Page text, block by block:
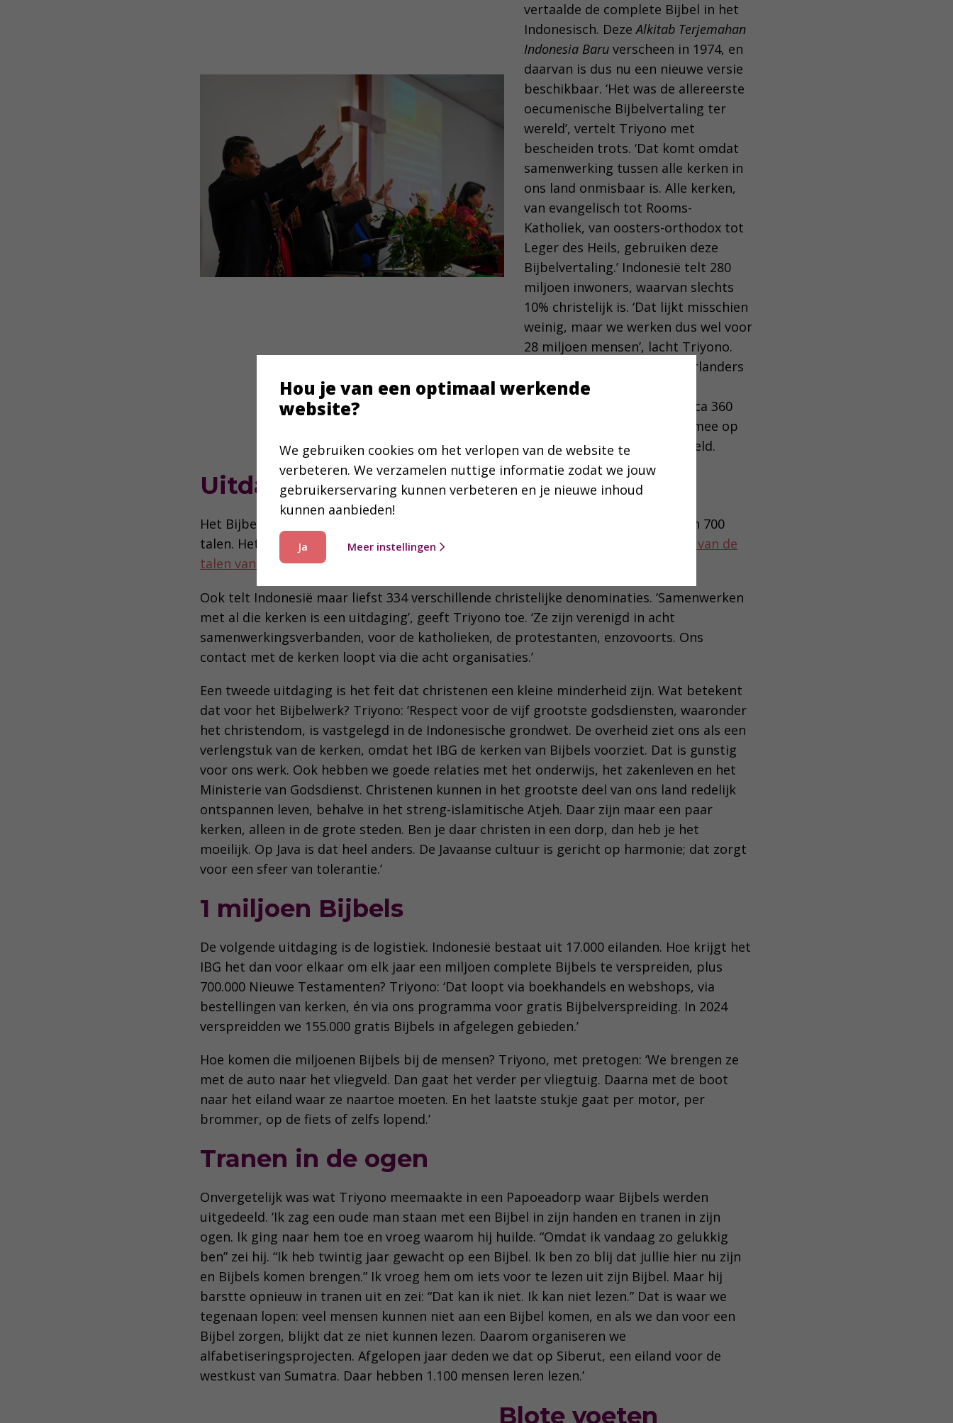
vertaalde de complete Bijbel in het
Indonesisch. DezeAlkitab Terjemahan
Indonesia Baru verscheen in 1974, en
daarvan is dus nu een nieuwe versie
beschikbaar. ‘Het was de allereerste
oecumenische Bijbelvertaling ter
wereld’, vertelt Triyono met
bescheiden trots. ‘Dat komt omdat
samenwerking tussen alle kerken in
ons land onmisbaar is. Alle kerken,
van evangelisch tot Rooms-
Katholiek, van oosters-orthodox tot
Leger des Heils, gebruiken deze
Bijbelvertaling.’ Indonesië telt 280
miljoen inwoners, waarvan slechts
10% christelijk is. ‘Dat lijkt misschien
weinig, maar we werken dus wel voor
28 miljoen mensen’, lacht Triyono.
Dat zijn meer dan alle Nederlanders
en Vlamingen bij elkaar. Zijn
Bijbelgenootschap heeft circa 360
mensen in dienst en is daarmee op
een na het grootste ter wereld.
Uitdagingen
Het Bijbelwerk in Indonesië staat voor grote uitdagingen. Het land kent meer dan 700
talen. Het NBG steunt enkele vertaalprojecten, bijvoorbeeld
in het Manyaan, een van de
talen van Borneo.
Ook telt Indonesië maar liefst 334 verschillende christelijke denominaties. ‘Samenwerken
met al die kerken is een uitdaging’, geeft Triyono toe. ‘Ze zijn verenigd in acht
samenwerkingsverbanden, voor de katholieken, de protestanten, enzovoorts. Ons
contact met de kerken loopt via die acht organisaties.’
Een tweede uitdaging is het feit dat christenen een kleine minderheid zijn. Wat betekent
dat voor het Bijbelwerk? Triyono: ‘Respect voor de vijf grootste godsdiensten, waaronder
het christendom, is vastgelegd in de Indonesische grondwet. De overheid ziet ons als een
verlengstuk van de kerken, omdat het IBG de kerken van Bijbels voorziet. Dat is gunstig
voor ons werk. Ook hebben we goede relaties met het onderwijs, het zakenleven en het
Ministerie van Godsdienst. Christenen kunnen in het grootste deel van ons land redelijk
ontspannen leven, behalve in het streng-islamitische Atjeh. Daar zijn maar een paar
kerken, alleen in de grote steden. Ben je daar christen in een dorp, dan heb je het
moeilijk. Op Java is dat heel anders. De Javaanse cultuur is gericht op harmonie; dat zorgt
voor een sfeer van tolerantie.’
1 miljoen Bijbels
De volgende uitdaging is de logistiek. Indonesië bestaat uit 17.000 eilanden. Hoe krijgt het
IBG het dan voor elkaar om elk jaar een miljoen complete Bijbels te verspreiden, plus
700.000 Nieuwe Testamenten? Triyono: ‘Dat loopt via boekhandels en webshops, via
bestellingen van kerken, én via ons programma voor gratis Bijbelverspreiding. In 2024
verspreidden we 155.000 gratis Bijbels in afgelegen gebieden.’
Hoe komen die miljoenen Bijbels bij de mensen? Triyono, met pretogen: ‘We brengen ze
met de auto naar het vliegveld. Dan gaat het verder per vliegtuig. Daarna met de boot
naar het eiland waar ze naartoe moeten. En het laatste stukje gaat per motor, per
brommer, op de fiets of zelfs lopend.’
Tranen in de ogen
Onvergetelijk was wat Triyono meemaakte in een Papoeadorp waar Bijbels werden
uitgedeeld. ‘Ik zag een oude man staan met een Bijbel in zijn handen en tranen in zijn
ogen. Ik ging naar hem toe en vroeg waarom hij huilde. “Omdat ik vandaag zo gelukkig
ben” zei hij. “Ik heb twintig jaar gewacht op een Bijbel. Ik ben zo blij dat jullie hier nu zijn
en Bijbels komen brengen.” Ik vroeg hem om iets voor te lezen uit zijn Bijbel. Maar hij
barstte opnieuw in tranen uit en zei: “Dat kan ik niet. Ik kan niet lezen.” Dat is waar we
tegenaan lopen: veel mensen kunnen niet aan een Bijbel komen, en als we dan voor een
Bijbel zorgen, blijkt dat ze niet kunnen lezen. Daarom organiseren we
alfabetiseringsprojecten. Afgelopen jaar deden we dat op Siberut, een eiland voor de
westkust van Sumatra. Daar hebben 1.100 mensen leren lezen.’
Blote voeten
Hou je van een optimaal werkende
website?
We gebruiken cookies om het verlopen van de website te
verbeteren. We verzamelen nuttige informatie zodat we jouw
gebruikerservaring kunnen verbeteren en je nieuwe inhoud
kunnen aanbieden!
Ja Meer instellingen